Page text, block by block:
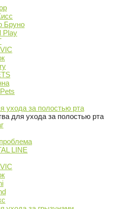
Бруно
Play
ухода за полостью рта
для ухода за полостью рта
LINE